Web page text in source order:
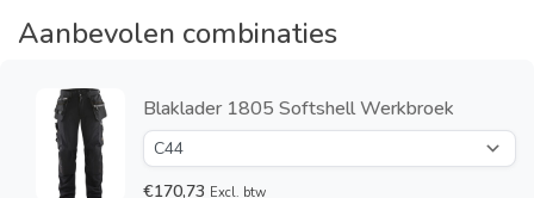
Aanbevolen combinaties
Blaklader 1805 Softshell Werkbroek
€170,73 Excl. btw